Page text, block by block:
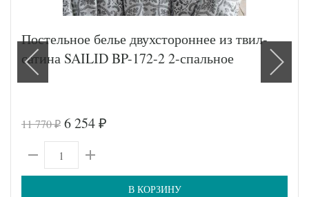
Постельное белье двухстороннее из твил-
сатина SAILID BP-172-2 2-спальное
11 770₽ 6 254 ₽
В КОРЗИНУ